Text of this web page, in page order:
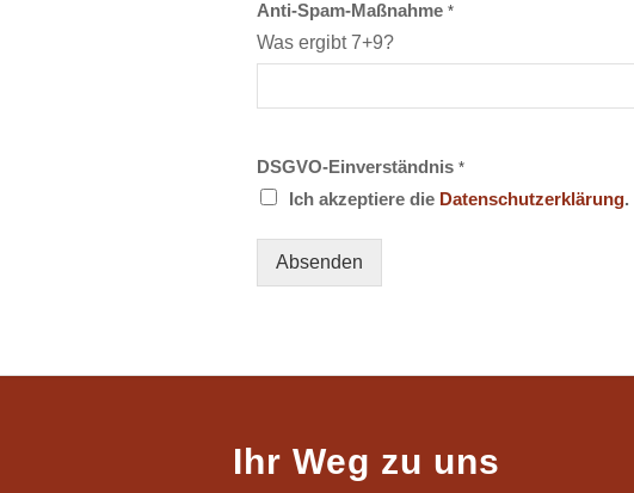
Anti-Spam-Maßnahme*
Was ergibt 7+9?
DSGVO-Einverständnis*
Ich akzeptiere die Datenschutzerklärung.
Absenden
Ihr Weg zu uns